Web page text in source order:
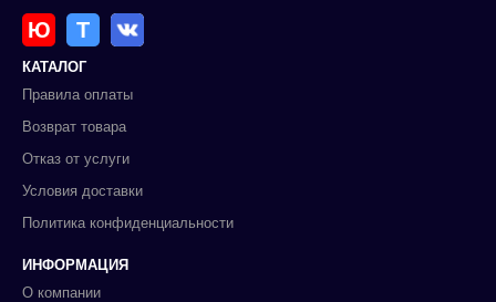
Ю Т
КАТАЛОГ
Правила оплаты
Возврат товара
Отказ от услуги
Условия доставки
Политика конфиденциальности
ИНФОРМАЦИЯ
О компании